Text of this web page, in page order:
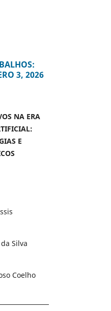
3, 2026
NA ERA
E
Silva
Coelho